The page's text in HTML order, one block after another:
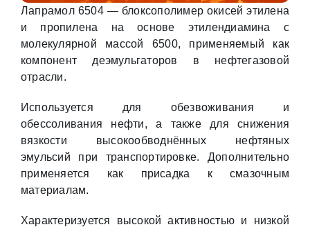
Лапрамол 6504 — блоксополимер окисей этилена
и пропилена на основе этилендиамина с
молекулярной массой 6500, применяемый как
компонент деэмульгаторов в нефтегазовой
отрасли.
Используется для обезвоживания и
обессоливания нефти, а также для снижения
вязкости высокообводнённых нефтяных
эмульсий при транспортировке. Дополнительно
применяется как присадка к смазочным
материалам.
Характеризуется высокой активностью и низкой